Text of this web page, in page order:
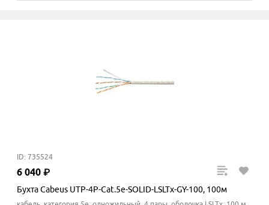
ID: 735524
6 040 ₽
Бухта Cabeus UTP-4P-Cat.5e-SOLID-LSLTx-GY-100, 100м